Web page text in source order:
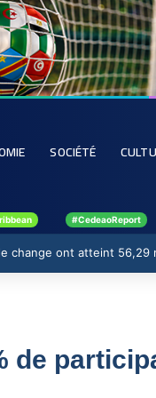
SOCIÉTÉ
#CedeaoReport
change ont atteint 56,29
de